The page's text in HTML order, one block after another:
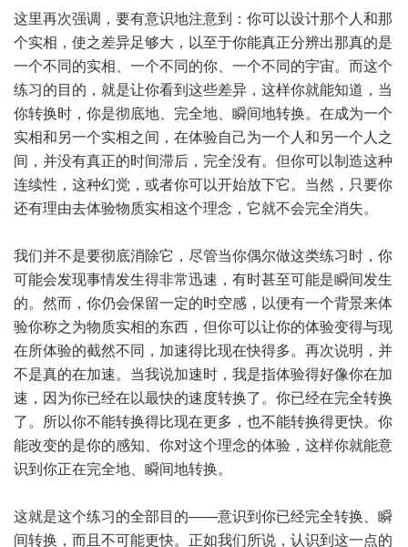
这里再次强调，要有意识地注意到：你可以设计那个人和那
个实相，使之差异足够大，以至于你能真正分辨出那真的是
一个不同的实相、一个不同的你、一个不同的宇宙。而这个
练习的目的，就是让你看到这些差异，这样你就能知道，当
你转换时，你是彻底地、完全地、瞬间地转换。在成为一个
实相和另一个实相之间，在体验自己为一个人和另一个人之
间，并没有真正的时间滞后，完全没有。但你可以制造这种
连续性，这种幻觉，或者你可以开始放下它。当然，只要你
还有理由去体验物质实相这个理念，它就不会完全消失。
我们并不是要彻底消除它，尽管当你偶尔做这类练习时，你
可能会发现事情发生得非常迅速，有时甚至可能是瞬间发生
的。然而，你仍会保留一定的时空感，以便有一个背景来体
验你称之为物质实相的东西，但你可以让你的体验变得与现
在所体验的截然不同，加速得比现在快得多。再次说明，并
不是真的在加速。当我说加速时，我是指体验得好像你在加
速，因为你已经在以最快的速度转换了。你已经在完全转换
了。所以你不能转换得比现在更多，也不能转换得更快。你
能改变的是你的感知、你对这个理念的体验，这样你就能意
识到你正在完全地、瞬间地转换。
这就是这个练习的全部目的——意识到你已经完全转换、瞬
间转换，而且不可能更快。正如我们所说，认识到这一点的